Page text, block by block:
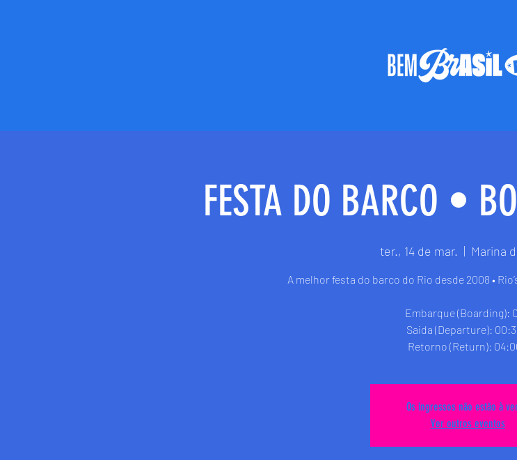
FESTA DO BARCO •
ter., 14 de mar.
  |
Marina
A melhor festa do barco do Rio desde 2008 •
Embarque (Boarding):
Saida (Departure):
Retorno (Return):
Os ingressos não estão à
Ver outros eventos